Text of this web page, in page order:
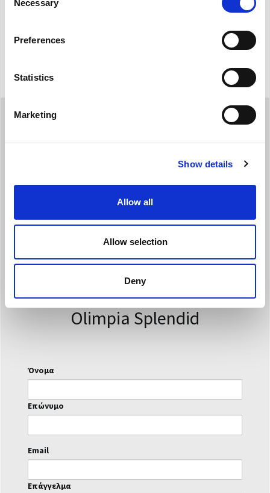
Selection
Necessary
Preferences
Statistics
Marketing
Show details
Allow all
Allow selection
Deny
Εγχειρίδιο χρήσης
Newsletter
Θέλω να λαμβάνω το
ενημερωτικό δελτίο για να
ενημερώνομαι για τα νέα της
Olimpia Splendid
Όνομα
Επώνυμο
Email
Επάγγελμα